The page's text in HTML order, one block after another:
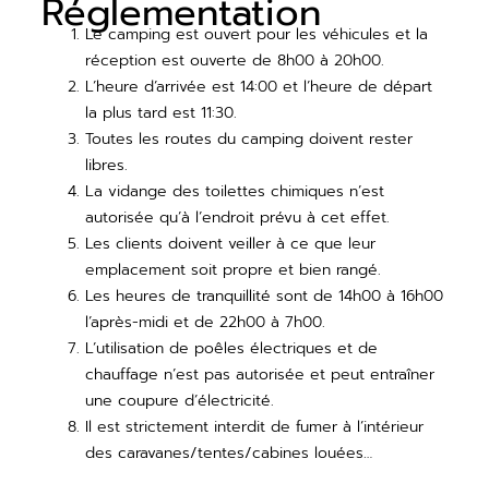
Réglementation
Le camping est ouvert pour les véhicules et la
réception est ouverte de 8h00 à 20h00.
L’heure d’arrivée est 14:00 et l’heure de départ
la plus tard est 11:30.
Toutes les routes du camping doivent rester
libres.
La vidange des toilettes chimiques n’est
autorisée qu’à l’endroit prévu à cet effet.
Les clients doivent veiller à ce que leur
emplacement soit propre et bien rangé.
Les heures de tranquillité sont de 14h00 à 16h00
l’après-midi et de 22h00 à 7h00.
L’utilisation de poêles électriques et de
chauffage n’est pas autorisée et peut entraîner
une coupure d’électricité.
Il est strictement interdit de fumer à l’intérieur
des caravanes/tentes/cabines louées…